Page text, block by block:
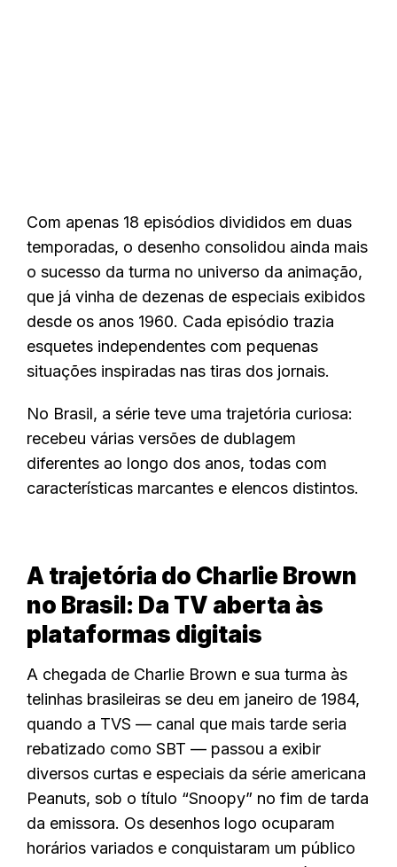
Com apenas 18 episódios divididos em duas
temporadas, o desenho consolidou ainda mais
o sucesso da turma no universo da animação,
que já vinha de dezenas de especiais exibidos
desde os anos 1960. Cada episódio trazia
esquetes independentes com pequenas
situações inspiradas nas tiras dos jornais.
No Brasil, a série teve uma trajetória curiosa:
recebeu várias versões de dublagem
diferentes ao longo dos anos, todas com
características marcantes e elencos distintos.
A trajetória do Charlie Brown
no Brasil: Da TV aberta às
plataformas digitais
A chegada de Charlie Brown e sua turma às
telinhas brasileiras se deu em janeiro de 1984,
quando a TVS — canal que mais tarde seria
rebatizado como SBT — passou a exibir
diversos curtas e especiais da série americana
Peanuts, sob o título “Snoopy” no fim de tarda
da emissora. Os desenhos logo ocuparam
horários variados e conquistaram um público